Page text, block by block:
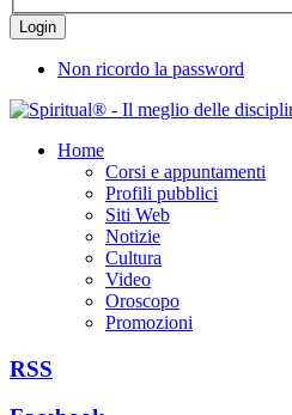
Non ricordo la password
Home
Corsi e appuntamenti
Profili pubblici
Siti Web
Notizie
Cultura
Video
Oroscopo
Promozioni
RSS